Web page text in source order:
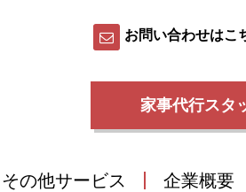
お問い合わせはこ
家事代行スタ
その他サービス 企業概要